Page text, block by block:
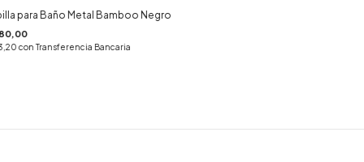
para Baño Metal Bamboo Negro
con Transferencia Bancaria